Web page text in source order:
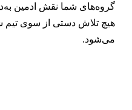
شما نقش ادمین به‌دست
تلاش دستی از سوی تیم شما